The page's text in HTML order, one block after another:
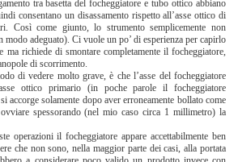
tra basetta del focheggiatore e tubo ottico abbiano
consentano un disassamento rispetto all’asse ottico di
Così come giunto, lo strumento semplicemente non
adeguato). Ci vuole un po’ di esperienza per capirlo
ma richiede di smontare completamente il focheggiatore,
di scorrimento.
di vedere molto grave, è che l’asse del focheggiatore
ottico primario (in poche parole il focheggiatore
accorge solamente dopo aver erroneamente bollato come
spessorando (nel mio caso circa 1 millimetro) la
operazioni il focheggiatore appare accettabilmente ben
che non sono, nella maggior parte dei casi, alla portata